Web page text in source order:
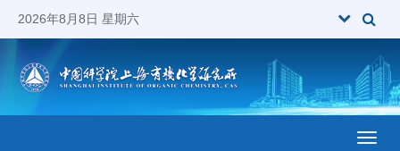
2026年8月8日 星期六